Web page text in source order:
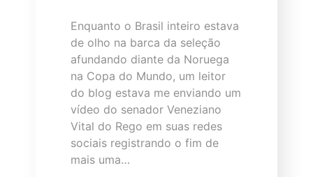
Enquanto o Brasil inteiro estava
de olho na barca da seleção
afundando diante da Noruega
na Copa do Mundo, um leitor
do blog estava me enviando um
vídeo do senador Veneziano
Vital do Rego em suas redes
sociais registrando o fim de
mais uma…